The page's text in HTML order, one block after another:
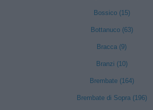
Bossico (15)
Bottanuco (63)
Bracca (9)
Branzi (10)
Brembate (164)
Brembate di Sopra (196)